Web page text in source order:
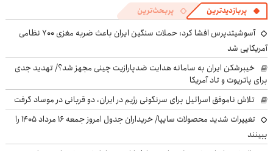
پربازدیدترین پربحث‌ترین
آسوشیتدپرس افشا کرد: حملات سنگین ایران باعث ضربه مغزی ۷۰۰ نظامی
آمریکایی شد
خیبرشکن ایران به سامانه هدایت ضدپارازیت چینی مجهز شد؟/ تهدید جدی
برای پاتریوت و تاد آمریکا
تلاش ناموفق اسرائیل برای سرنگونی رژیم در ایران، دو قربانی در موساد گرفت
تغییرات شدید محصولات سایپا/ خریداران جدول امروز جمعه ۱۶ مرداد ۱۴۰۵ را
ببینند